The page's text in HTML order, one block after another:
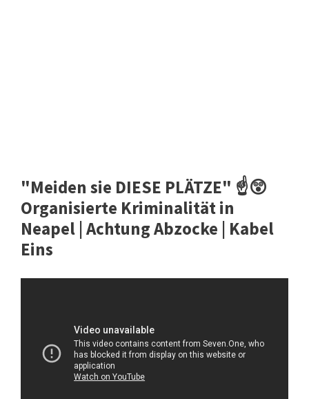
"Meiden sie DIESE PLÄTZE" ☝️😲​
Organisierte Kriminalität in
Neapel | Achtung Abzocke | Kabel
Eins